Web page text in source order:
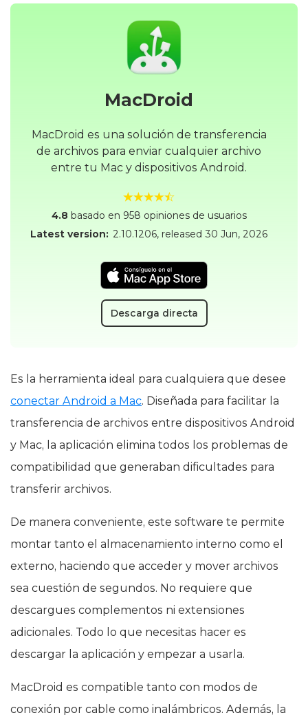
MacDroid
MacDroid es una solución de transferencia
de archivos para enviar cualquier archivo
entre tu Mac y dispositivos Android.
4.8 basado en 958 opiniones de usuarios
Latest version: 2.10.1206, released 30 Jun, 2026
Descarga directa
Es la herramienta ideal para cualquiera que desee
conectar Android a Mac. Diseñada para facilitar la
transferencia de archivos entre dispositivos Android
y Mac, la aplicación elimina todos los problemas de
compatibilidad que generaban dificultades para
transferir archivos.
De manera conveniente, este software te permite
montar tanto el almacenamiento interno como el
externo, haciendo que acceder y mover archivos
sea cuestión de segundos. No requiere que
descargues complementos ni extensiones
adicionales. Todo lo que necesitas hacer es
descargar la aplicación y empezar a usarla.
MacDroid es compatible tanto con modos de
conexión por cable como inalámbricos. Además, la